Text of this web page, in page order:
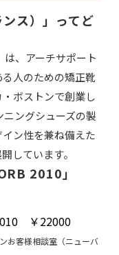
ス）」ってど
は、アーチサポート
人のための矯正靴
ボストンで創業し
ングシューズの製
ン性を兼ね備えた
しています。
2010」
お客様相談室（ニューバ